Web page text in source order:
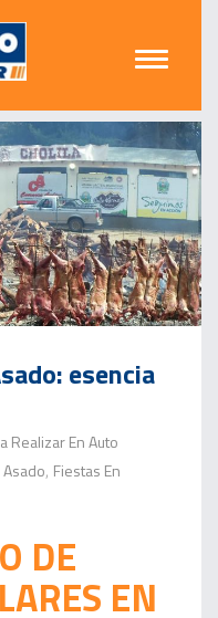
esencia
Realizar En Auto
, Fiestas En
DE
EN